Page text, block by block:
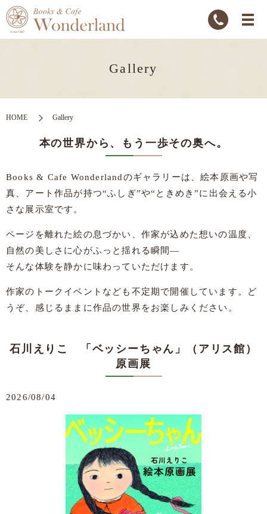
Gallery
HOME Gallery
本の世界から、もう一歩その奥へ。
Books & Cafe Wonderlandのギャラリーは、絵本原画や写
真、アート作品が持つ“ふしぎ”や“ときめき”に出会える小
さな展示室です。
ページを離れた絵の息づかい、作家が込めた想いの温度、
自然の美しさに心がふっと揺れる瞬間—
そんな体験を静かに味わっていただけます。
作家のトークイベントなども不定期で開催しています。ど
うぞ、感じるままに作品の世界をお楽しみください。
石川えりこ 「ベッシーちゃん」（アリス館）
原画展
2026/08/04